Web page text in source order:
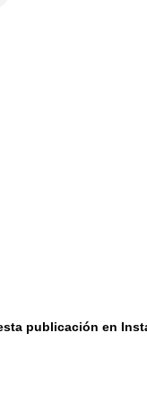
publicación en